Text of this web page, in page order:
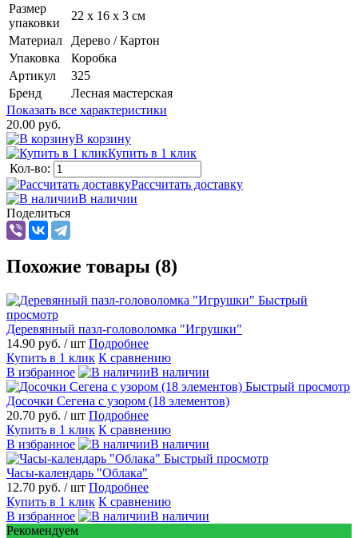
Размер
упаковки
22 х 16 х 3 см
Материал
Дерево / Картон
Упаковка
Коробка
Артикул
325
Бренд
Лесная мастерская
Показать все характеристики
20.00 руб.
В корзину
Купить в 1 клик
Кол-во:
Рассчитать доставку
В наличии
Поделиться
Похожие товары (8)
Быстрый
просмотр
Деревянный пазл-головоломка "Игрушки"
14.90 руб. / шт Подробнее
Купить в 1 клик К сравнению
В избранное
В наличии
Быстрый просмотр
Досочки Сегена с узором (18 элементов)
20.70 руб. / шт Подробнее
Купить в 1 клик К сравнению
В избранное
В наличии
Быстрый просмотр
Часы-календарь "Облака"
12.70 руб. / шт Подробнее
Купить в 1 клик К сравнению
В избранное
В наличии
Рекомендуем